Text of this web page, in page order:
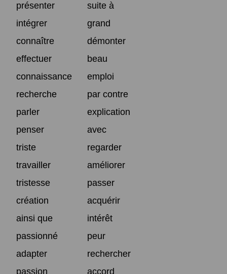
présenter
suite à
intégrer
grand
connaître
démonter
effectuer
beau
connaissance
emploi
recherche
par contre
parler
explication
penser
avec
triste
regarder
travailler
améliorer
tristesse
passer
création
acquérir
ainsi que
intérêt
passionné
peur
adapter
rechercher
passion
accord